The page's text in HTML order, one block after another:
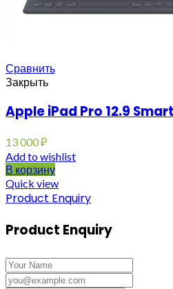
Сравнить
Закрыть
Apple iPad Pro 12.9
13 000₽
Add to wishlist
В корзину
Quick view
Product Enquiry
Product Enquiry